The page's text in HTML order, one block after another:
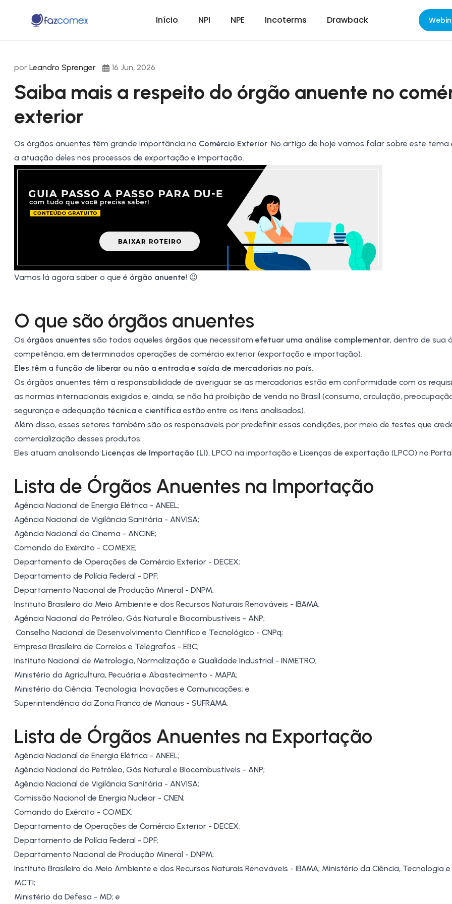
Início NPI NPE Incoterms Drawback
por Leandro Sprenger 16 Jun, 2026
Saiba mais a respeito do órgão anuente no
exterior
Os órgãos anuentes têm grande importância no Comércio Exterior. No artigo de hoje vamos falar sobre este tema
a atuação deles nos processos de exportação e importação.
Vamos lá agora saber o que é órgão anuente! 😉
O que são órgãos anuentes
Os órgãos anuentes são todos aqueles órgãos que necessitam efetuar uma análise complementar, dentro de sua
competência, em determinadas operações de comércio exterior (exportação e importação).
Eles têm a função de liberar ou não a entrada e saída de mercadorias no país.
Os órgãos anuentes têm a responsabilidade de averiguar se as mercadorias estão em conformidade com os
as normas internacionais exigidos e, ainda, se não há proibição de venda no Brasil (consumo, circulação,
segurança e adequação técnica e científica estão entre os itens analisados).
Além disso, esses setores também são os responsáveis por predefinir essas condições, por meio de testes que
comercialização desses produtos.
Eles atuam analisando Licenças de Importação (LI), LPCO na importação e Licenças de exportação (LPCO) no
Lista de Órgãos Anuentes na Importação
Agência Nacional de Energia Elétrica - ANEEL;
Agência Nacional de Vigilância Sanitária - ANVISA;
Agência Nacional do Cinema - ANCINE;
Comando do Exército - COMEXE;
Departamento de Operações de Comércio Exterior - DECEX;
Departamento de Polícia Federal - DPF;
Departamento Nacional de Produção Mineral - DNPM;
Instituto Brasileiro do Meio Ambiente e dos Recursos Naturais Renováveis - IBAMA;
Agência Nacional do Petróleo, Gás Natural e Biocombustíveis - ANP;
.Conselho Nacional de Desenvolvimento Científico e Tecnológico - CNPq;
Empresa Brasileira de Correios e Telégrafos - EBC;
Instituto Nacional de Metrologia, Normalização e Qualidade Industrial - INMETRO;
Ministério da Agricultura, Pecuária e Abastecimento - MAPA;
Ministério da Ciência, Tecnologia, Inovações e Comunicações; e
Superintendência da Zona Franca de Manaus - SUFRAMA.
Lista de Órgãos Anuentes na Exportação
Agência Nacional de Energia Elétrica - ANEEL;
Agência Nacional do Petróleo, Gás Natural e Biocombustíveis - ANP;
Agência Nacional de Vigilância Sanitária - ANVISA;
Comissão Nacional de Energia Nuclear - CNEN;
Comando do Exército - COMEX;
Departamento de Operações de Comércio Exterior - DECEX;
Departamento de Polícia Federal - DPF;
Departamento Nacional de Produção Mineral - DNPM;
Instituto Brasileiro do Meio Ambiente e dos Recursos Naturais Renováveis - IBAMA; Ministério da Ciência, Tecnologia
MCTI;
Ministério da Defesa - MD; e